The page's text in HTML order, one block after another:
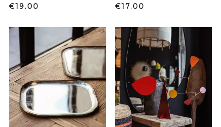
Price
€19.00
Price
€17.00